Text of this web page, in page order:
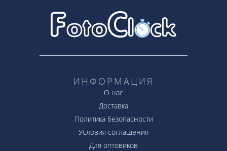
ИНФОРМАЦИЯ
О нас
Доставка
Политика безопасности
Условия соглашения
Для оптовиков